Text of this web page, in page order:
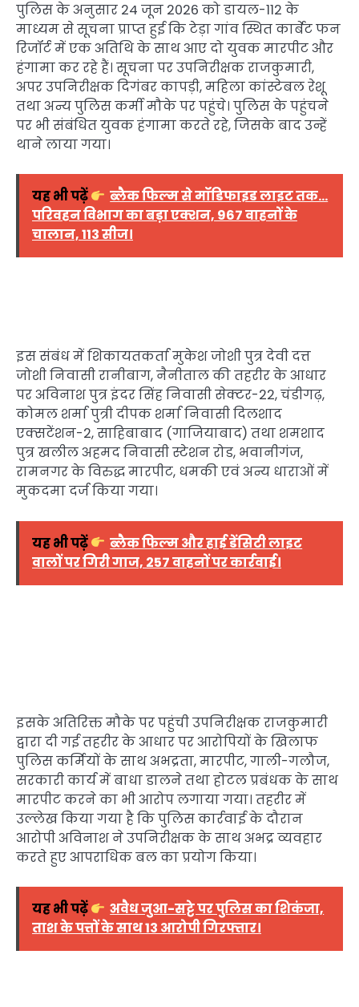
पुलिस के अनुसार 24 जून 2026 को डायल-112 के
माध्यम से सूचना प्राप्त हुई कि टेड़ा गांव स्थित कार्बेट फन
रिजॉर्ट में एक अतिथि के साथ आए दो युवक मारपीट और
हंगामा कर रहे हैं। सूचना पर उपनिरीक्षक राजकुमारी,
अपर उपनिरीक्षक दिगंबर कापड़ी, महिला कांस्टेबल रेशू
तथा अन्य पुलिस कर्मी मौके पर पहुंचे। पुलिस के पहुंचने
पर भी संबंधित युवक हंगामा करते रहे, जिसके बाद उन्हें
थाने लाया गया।
यह भी पढ़ें
ब्लैक फिल्म से मॉडिफाइड लाइट तक…
परिवहन विभाग का बड़ा एक्शन, 967 वाहनों के
चालान, 113 सीज।
इस संबंध में शिकायतकर्ता मुकेश जोशी पुत्र देवी दत्त
जोशी निवासी रानीबाग, नैनीताल की तहरीर के आधार
पर अविनाश पुत्र इंदर सिंह निवासी सेक्टर-22, चंडीगढ़,
कोमल शर्मा पुत्री दीपक शर्मा निवासी दिलशाद
एक्सटेंशन-2, साहिबाबाद (गाजियाबाद) तथा शमशाद
पुत्र खलील अहमद निवासी स्टेशन रोड, भवानीगंज,
रामनगर के विरुद्ध मारपीट, धमकी एवं अन्य धाराओं में
मुकदमा दर्ज किया गया।
यह भी पढ़ें
ब्लैक फिल्म और हाई डेंसिटी लाइट
वालों पर गिरी गाज, 257 वाहनों पर कार्रवाई।
इसके अतिरिक्त मौके पर पहुंची उपनिरीक्षक राजकुमारी
द्वारा दी गई तहरीर के आधार पर आरोपियों के खिलाफ
पुलिस कर्मियों के साथ अभद्रता, मारपीट, गाली-गलौज,
सरकारी कार्य में बाधा डालने तथा होटल प्रबंधक के साथ
मारपीट करने का भी आरोप लगाया गया। तहरीर में
उल्लेख किया गया है कि पुलिस कार्रवाई के दौरान
आरोपी अविनाश ने उपनिरीक्षक के साथ अभद्र व्यवहार
करते हुए आपराधिक बल का प्रयोग किया।
यह भी पढ़ें
अवैध जुआ-सट्टे पर पुलिस का शिकंजा,
ताश के पत्तों के साथ 13 आरोपी गिरफ्तार।